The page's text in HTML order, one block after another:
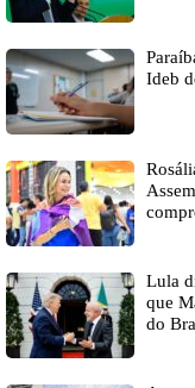
Ideb
Lula
que
do